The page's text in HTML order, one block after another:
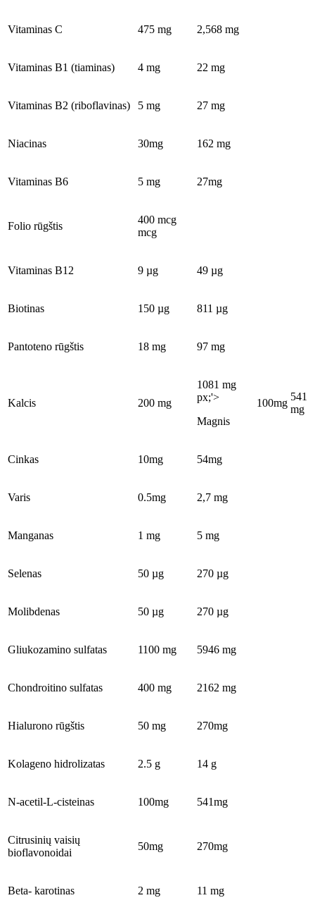
Vitaminas C 475 mg 2,568 mg
Vitaminas B1 (tiaminas) 4 mg 22 mg
Vitaminas B2 (riboflavinas) 5 mg 27 mg
Niacinas 30mg 162 mg
Vitaminas B6 5 mg 27mg
Folio rūgštis
400 mcg
mcg
Vitaminas B12 9 µg 49 µg
Biotinas 150 µg 811 µg
Pantoteno rūgštis 18 mg 97 mg
Kalcis 200 mg
1081 mg
px;'>
Magnis
100mg
541
mg
Cinkas 10mg 54mg
Varis 0.5mg 2,7 mg
Manganas 1 mg 5 mg
Selenas 50 µg 270 µg
Molibdenas 50 µg 270 µg
Gliukozamino sulfatas 1100 mg 5946 mg
Chondroitino sulfatas 400 mg 2162 mg
Hialurono rūgštis 50 mg 270mg
Kolageno hidrolizatas 2.5 g 14 g
N-acetil-L-cisteinas 100mg 541mg
Citrusinių vaisių
bioflavonoidai
50mg 270mg
Beta- karotinas 2 mg 11 mg